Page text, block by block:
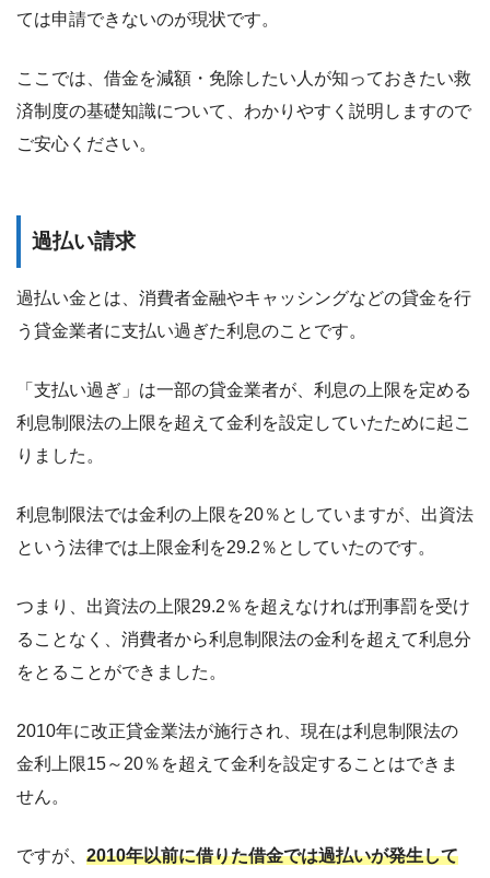
ては申請できないのが現状です。
ここでは、借金を減額・免除したい人が知っておきたい救
済制度の基礎知識について、わかりやすく説明しますので
ご安心ください。
過払い請求
過払い金とは、消費者金融やキャッシングなどの貸金を行
う貸金業者に支払い過ぎた利息のことです。
「支払い過ぎ」は一部の貸金業者が、利息の上限を定める
利息制限法の上限を超えて金利を設定していたために起こ
りました。
利息制限法では金利の上限を20％としていますが、出資法
という法律では上限金利を29.2％としていたのです。
つまり、出資法の上限29.2％を超えなければ刑事罰を受け
ることなく、消費者から利息制限法の金利を超えて利息分
をとることができました。
2010年に改正貸金業法が施行され、現在は利息制限法の
金利上限15～20％を超えて金利を設定することはできま
せん。
ですが、 2010年以前に借りた借金では過払いが発生して